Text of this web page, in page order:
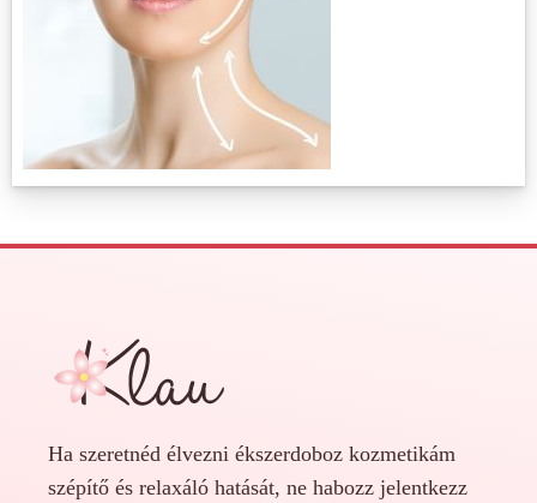
Ha szeretnéd élvezni ékszerdoboz kozmetikám
szépítő és relaxáló hatását, ne habozz jelentkezz